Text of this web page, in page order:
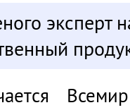
эксперт